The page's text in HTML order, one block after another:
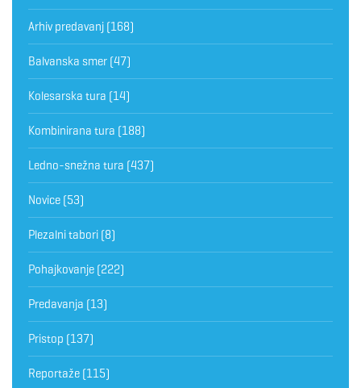
Arhiv predavanj (168)
Balvanska smer (47)
Kolesarska tura (14)
Kombinirana tura (188)
Ledno-snežna tura (437)
Novice (53)
Plezalni tabori (8)
Pohajkovanje (222)
Predavanja (13)
Pristop (137)
Reportaže (115)